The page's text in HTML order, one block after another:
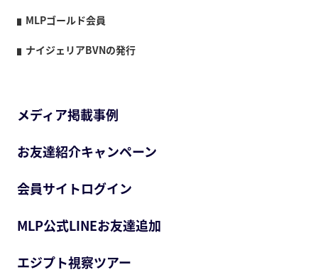
MLPゴールド会員
ナイジェリアBVNの発行
メディア掲載事例
お友達紹介キャンペーン
会員サイトログイン
MLP公式LINEお友達追加
エジプト視察ツアー